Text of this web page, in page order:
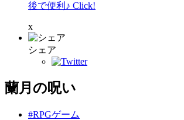
後で便利♪ Click!
x
シェア
蘭月の呪い
#RPGゲーム